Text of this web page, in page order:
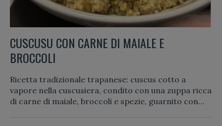
CUSCUSU CON CARNE DI MAIALE E
BROCCOLI
Ricetta tradizionale trapanese: cuscus cotto a
vapore nella cuscusiera, condito con una zuppa ricca
di carne di maiale, broccoli e spezie, guarnito con